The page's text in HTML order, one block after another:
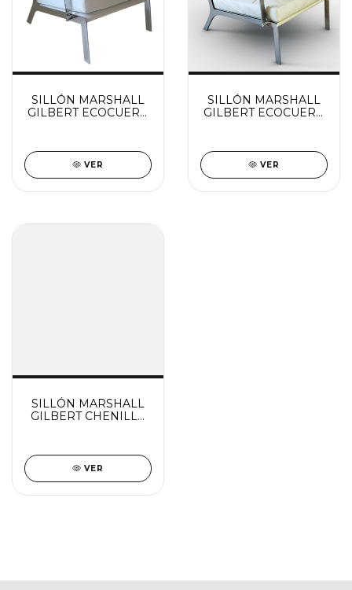
SILLÓN MARSHALL
GILBERT ECOCUERO
VER
SILLÓN MARSHALL
GILBERT ECOCUERO
TRANSFERENCIA)
VER
SILLÓN MARSHALL
GILBERT CHENILLE
TRANSFERENCIA)
VER